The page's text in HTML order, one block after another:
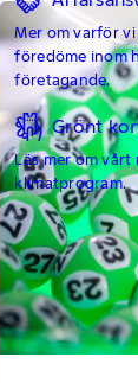
Mer om varför
föredöme inom
företagande.
Grönt
Läs mer om vårt
klimatprogram.